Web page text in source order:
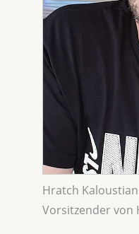
Hratch
Vorsitzender von